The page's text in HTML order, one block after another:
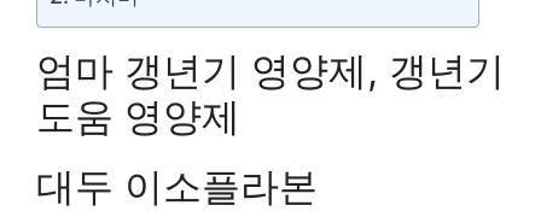
엄마 갱년기 영양제, 갱년기
도움 영양제
대두 이소플라본